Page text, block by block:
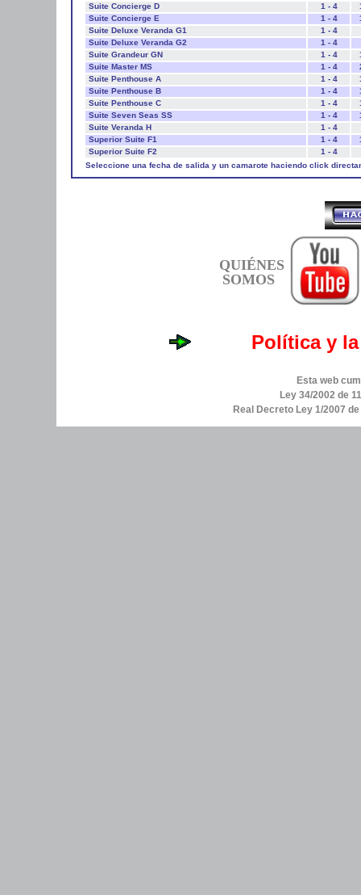
Suite Concierge D
1 - 4
Suite Concierge E
1 - 4
Suite Deluxe Veranda G1
1 - 4
Suite Deluxe Veranda G2
1 - 4
Suite Grandeur GN
1 - 4
Suite Master MS
1 - 4
Suite Penthouse A
1 - 4
Suite Penthouse B
1 - 4
Suite Penthouse C
1 - 4
Suite Seven Seas SS
1 - 4
Suite Veranda H
1 - 4
Superior Suite F1
1 - 4
Superior Suite F2
1 - 4
Seleccione una fecha de salida y un camarote haciendo click
QUIÉNES
SOMOS
Política y
Esta web
Ley 34/2002 de
Real Decreto Ley 1/2007